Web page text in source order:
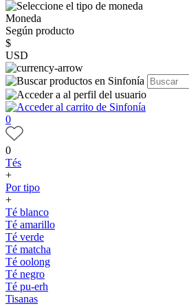
Moneda
Según producto
$
USD
0
0
Tés
+
Por tipo
+
Té blanco
Té amarillo
Té verde
Té matcha
Té oolong
Té negro
Té pu-erh
Tisanas